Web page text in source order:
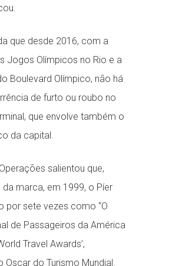
que desde 2016, com a
Jogos Olímpicos no Rio e a
Boulevard Olímpico, não há
de furto ou roubo no
que envolve também o
da capital.
salientou que,
marca, em 1999, o Píer
por sete vezes como “O
de Passageiros da América
Travel Awards’,
Oscar do Turismo Mundial.